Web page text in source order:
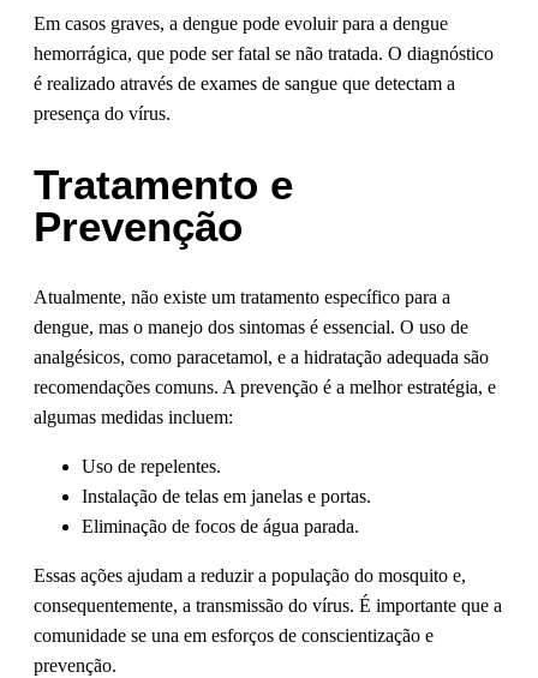
Em casos graves, a dengue pode evoluir para a dengue
hemorrágica, que pode ser fatal se não tratada. O diagnóstico
é realizado através de exames de sangue que detectam a
presença do vírus.
Tratamento e
Prevenção
Atualmente, não existe um tratamento específico para a
dengue, mas o manejo dos sintomas é essencial. O uso de
analgésicos, como paracetamol, e a hidratação adequada são
recomendações comuns. A prevenção é a melhor estratégia, e
algumas medidas incluem:
Uso de repelentes.
Instalação de telas em janelas e portas.
Eliminação de focos de água parada.
Essas ações ajudam a reduzir a população do mosquito e,
consequentemente, a transmissão do vírus. É importante que a
comunidade se una em esforços de conscientização e
prevenção.